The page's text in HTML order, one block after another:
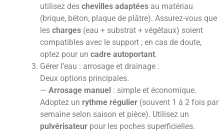
utilisez des chevilles adaptées au matériau
(brique, béton, plaque de plâtre). Assurez-vous que
les charges (eau + substrat + végétaux) soient
compatibles avec le support ; en cas de doute,
optez pour un cadre autoportant.
Gérer l’eau : arrosage et drainage :
Deux options principales.
— Arrosage manuel : simple et économique.
Adoptez un rythme régulier (souvent 1 à 2 fois par
semaine selon saison et pièce). Utilisez un
pulvérisateur pour les poches superficielles.